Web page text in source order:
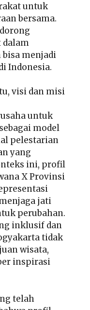
untuk
bersama.
dalam
menjadi
Indonesia.
visi dan misi
untuk
model
pelestarian
yang
ini, profil
X Provinsi
jati
perubahan.
inklusif dan
tidak
wisata,
inspirasi
telah